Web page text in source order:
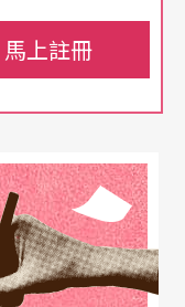
馬上註冊